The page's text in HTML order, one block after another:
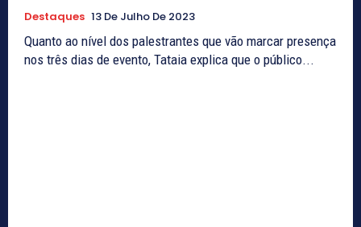
Destaques 13 De Julho De 2023
Quanto ao nível dos palestrantes que vão marcar presença
nos três dias de evento, Tataia explica que o público...